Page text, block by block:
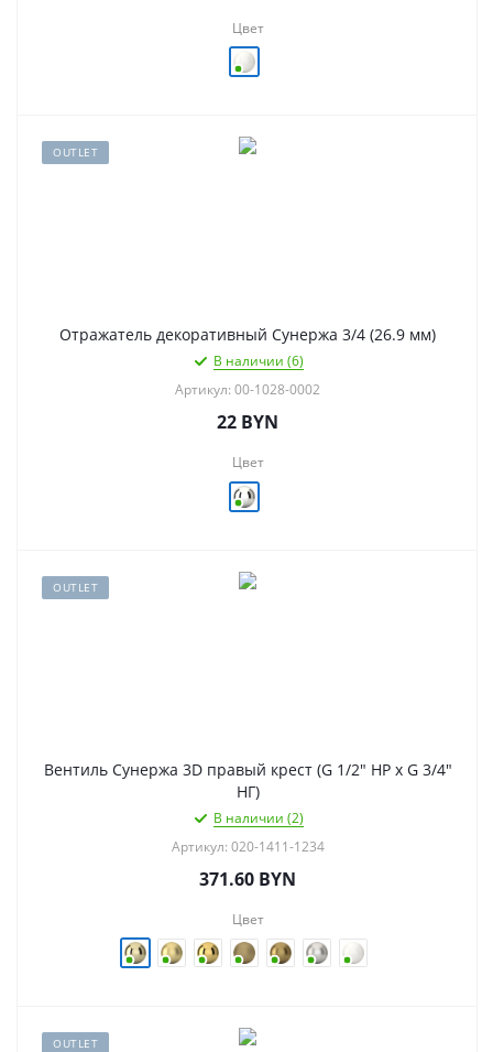
Цвет
OUTLET
Отражатель декоративный Сунержа 3/4 (26.9 мм)
В наличии (6)
Артикул: 00-1028-0002
22 BYN
Цвет
OUTLET
Вентиль Сунержа 3D правый крест (G 1/2" НР х G 3/4"
НГ)
В наличии (2)
Артикул: 020-1411-1234
371.60 BYN
Цвет
OUTLET